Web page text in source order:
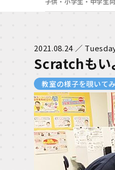
2021.08.24 ／
Scratchもい
教室の様子を覗いて